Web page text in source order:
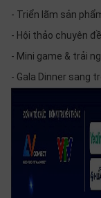
- Triển lãm sản
- Hội thảo chuyên
- Mini game & trải
- Gala Dinner sang